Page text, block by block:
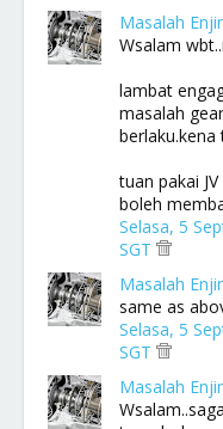
Masalah
Wsalam
lambat
masalah
berlaku.kena
tuan pakai
boleh
Selasa, 5
SGT
Masalah
same as
Selasa, 5
SGT
Masalah